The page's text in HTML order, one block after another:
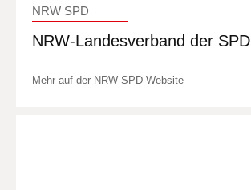
NRW SPD
NRW-Landesverband der SPD
Mehr auf der NRW-SPD-Website